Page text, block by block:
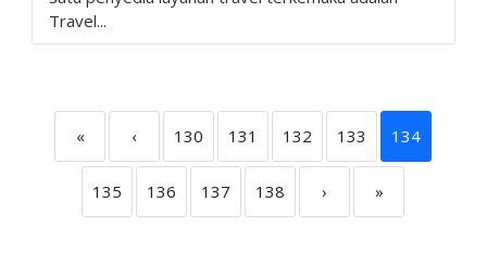
Travel...
« ‹ 130 131 132 133 134
135 136 137 138 › »